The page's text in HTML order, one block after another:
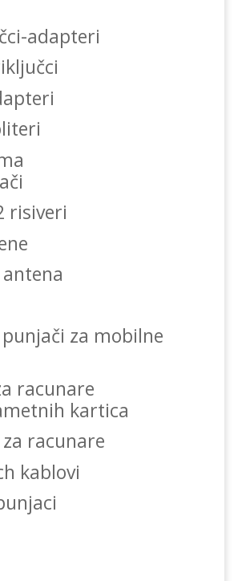
adapteri
risiveri
za mobilne
racunare
kartica
racunare
kablovi